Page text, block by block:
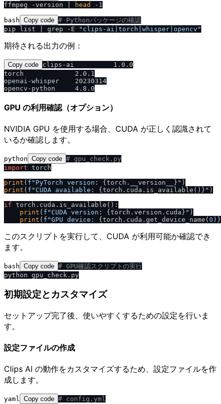
ffmpeg -version |
head
bash Copy code # Pythonパッケージの確認
pip list | grep -E
"clips-ai|torch|whisper|opencv"
期待される出力の例：
Copy code clips-ai          1.0.0
torch             2.0.1
openai-whisper    20230314
GPU の利用確認（オプション）
NVIDIA GPU を使用する場合、CUDA が正しく認識されて
いるか確認します。
python Copy code # gpu_check.py
import torch
print ( f"PyTorch version: {torch.__version__} "
print ( f"CUDA available: {torch.cuda.is_available()} " )
if torch.cuda.is_available():
print ( f"CUDA version: {torch.version.cuda} " )
print ( f"GPU device: {torch.cuda.get_device_name( 0 )}
このスクリプトを実行して、CUDA が利用可能か確認でき
ます。
bash Copy code # GPU確認スクリプトの実行
初期設定とカスタマイズ
セットアップ完了後、使いやすくするための設定を行いま
す。
設定ファイルの作成
Clips AI の動作をカスタマイズするため、設定ファイルを作
成します。
yaml Copy code # config.yml